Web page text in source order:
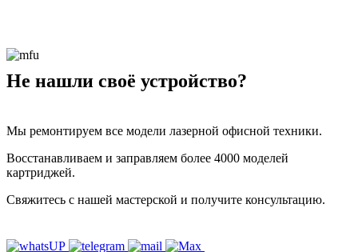
Не нашли своё устройство?
Мы ремонтируем все модели лазерной офисной техники.
Восстанавливаем и заправляем более 4000 моделей
картриджей.
Свяжитесь с нашей мастерской и получите консультацию.